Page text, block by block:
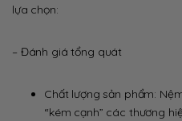
lựa chọn:
– Đánh giá tổng quát
Chất lượng sản phẩm:
“kém cạnh” các thương